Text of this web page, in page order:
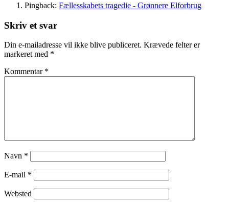
Pingback: Fællesskabets tragedie - Grønnere Elforbrug
Skriv et svar
Din e-mailadresse vil ikke blive publiceret. Krævede felter er
markeret med *
Kommentar *
Navn *
E-mail *
Websted